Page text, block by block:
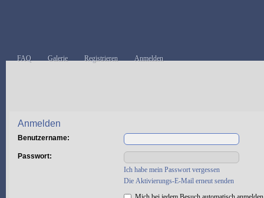
FAQ Galerie Registrieren Anmelden
Anmelden
Benutzername:
Passwort:
Ich habe mein Passwort vergessen
Die Aktivierungs-E-Mail erneut senden